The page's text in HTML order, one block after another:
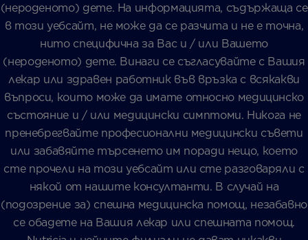
(нероденото) дете. На информацията, съдържаща се
в този уебсайт, не може да се разчита и не е точна,
нито специфична за Вас и / или Вашето
(нероденото) дете. Винаги се съгласувайте с Вашия
лекар или здравен работник във връзка с всякакви
въпроси, които може да имате относно медицинско
състояние и / или медицински симптоми. Никога не
пренебрегвайте професионални медицински съвети
или забавяйте търсенето им поради нещо, което
сте прочели на този уебсайт или сте разговаряли с
някой от нашите консултанти. В случай на
(подозрение за) спешна медицинска помощ, незабавно
се обадете на Вашия лекар или спешната помощ.